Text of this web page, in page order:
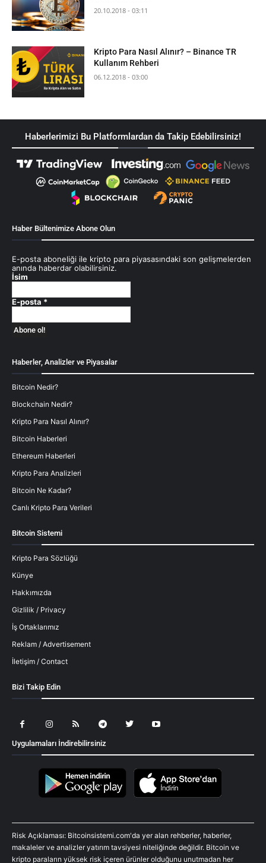
20.10.2018 - 03:11
Kripto Para Nasıl Alınır? – Binance TR
Kullanım Rehberi
06.12.2018 - 03:00
Haberlerimizi Bu Platformlardan da Takip Edebilirsiniz!
Haber Bültenimize Abone Olun
E-posta aboneliği ile kripto para piyasasındaki son gelişmelerden
anında haberdar olabilirsiniz.
İsim
E-posta *
Haberler, Analizler ve Piyasalar
Bitcoin Nedir?
Blockchain Nedir?
Kripto Para Nasıl Alınır?
Bitcoin Haberleri
Ethereum Haberleri
Kripto Para Analizleri
Bitcoin Ne Kadar?
Canlı Kripto Para Verileri
Bitcoin Sistemi
Kripto Para Sözlüğü
Künye
Hakkımızda
Gizlilik / Privacy
İş Ortaklarımız
Reklam / Advertisement
İletişim / Contact
Bizi Takip Edin
Uygulamaları İndirebilirsiniz
Risk Açıklaması: Bitcoinsistemi.com'da yer alan rehberler, haberler,
makaleler ve analizler yatırım tavsiyesi niteliğinde değildir. Bitcoin ve
kripto paraların yüksek risk içeren ürünler olduğunu unutmadan her